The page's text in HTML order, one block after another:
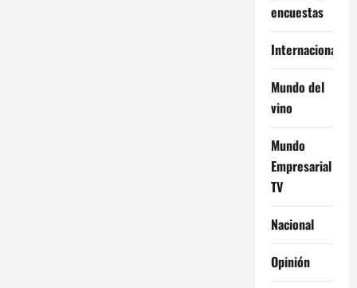
encuestas
Internacional
Mundo del
vino
Mundo
Empresarial
TV
Nacional
Opinión